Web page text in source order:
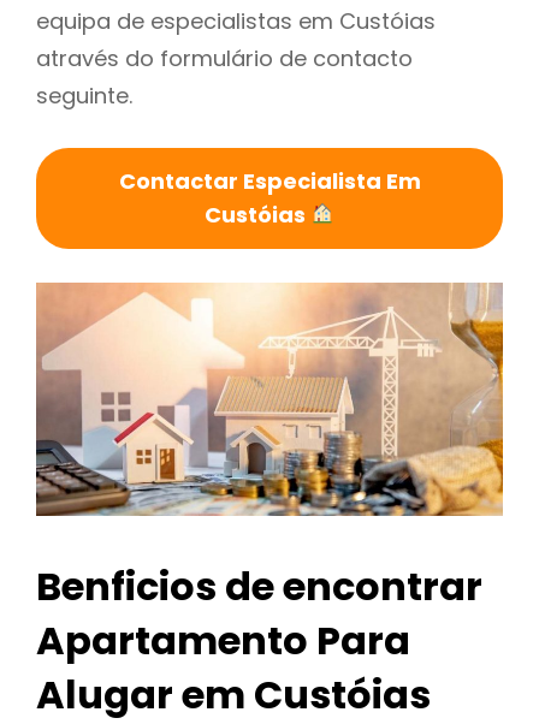
equipa de especialistas em Custóias
através do formulário de contacto
seguinte.
Contactar Especialista Em
Custóias
Benficios de encontrar
Apartamento Para
Alugar em Custóias